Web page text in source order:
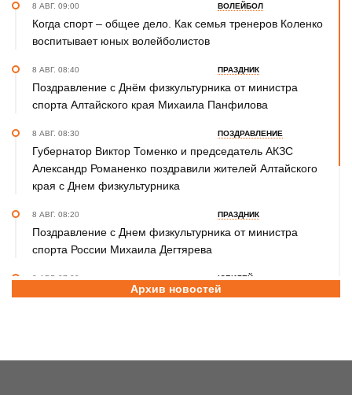
8 АВГ. 09:00 ВОЛЕЙБОЛ
Когда спорт – общее дело. Как семья тренеров Коленко
воспитывает юных волейболистов
8 АВГ. 08:40 ПРАЗДНИК
Поздравление с Днём физкультурника от министра
спорта Алтайского края Михаила Панфилова
8 АВГ. 08:30 ПОЗДРАВЛЕНИЕ
Губернатор Виктор Томенко и председатель АКЗС
Александр Романенко поздравили жителей Алтайского
края с Днем физкультурника
8 АВГ. 08:20 ПРАЗДНИК
Поздравление с Днем физкультурника от министра
спорта России Михаила Дегтярева
8 АВГ. 07:30 ЮБИЛЕЙ
Базовый элемент. Александру Городову - 70 лет
олимпийского резерва состоялось награждение
Архив новостей